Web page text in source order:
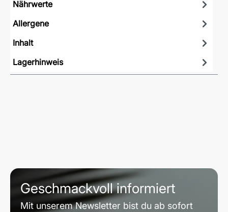
Nährwerte
Allergene
Inhalt
Lagerhinweis
Geschmackvoll informiert
Mit unserem Newsletter bist du ab sofort